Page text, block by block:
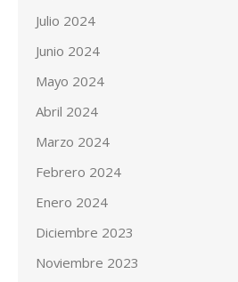
Julio 2024
Junio 2024
Mayo 2024
Abril 2024
Marzo 2024
Febrero 2024
Enero 2024
Diciembre 2023
Noviembre 2023